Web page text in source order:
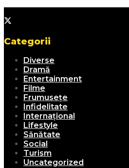
Categorii
Diverse
Dramă
Entertainment
Filme
Frumusețe
Infidelitate
Internațional
Lifestyle
Sănătate
Social
Turism
Uncategorized